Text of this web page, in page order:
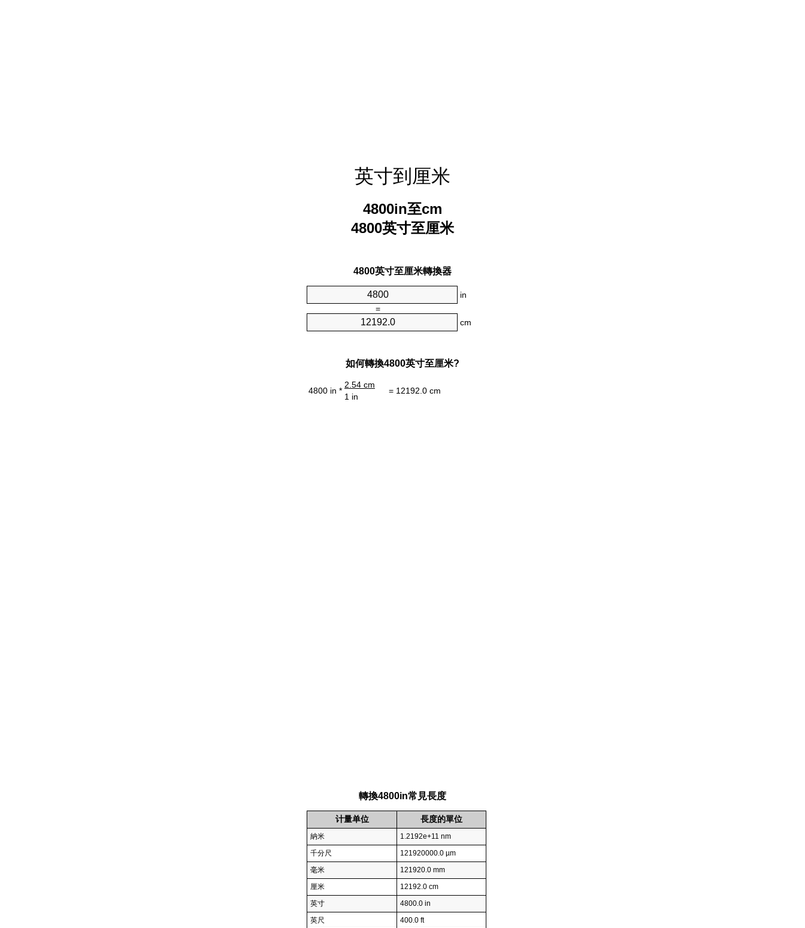
英寸到厘米
4800in至cm
4800英寸至厘米
4800英寸至厘米轉換器
in
=
cm
如何轉換4800英寸至厘米?
4800 in *
2.54 cm
= 12192.0 cm
1 in
轉換4800in常見長度
计量单位 長度的單位
納米
1.2192e+11 nm
千分尺
121920000.0 µm
毫米
121920.0 mm
厘米
12192.0 cm
英寸
4800.0 in
英尺
400.0 ft